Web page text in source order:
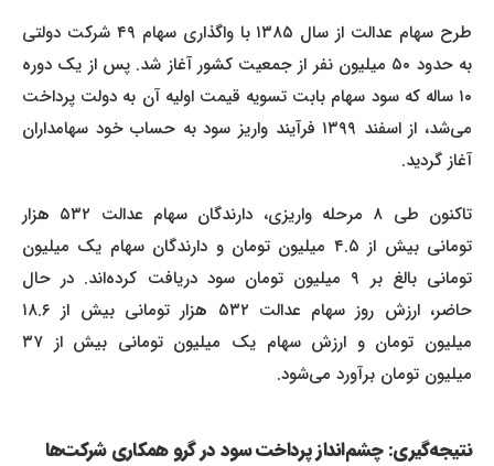
طرح سهام عدالت از سال ۱۳۸۵ با واگذاری سهام ۴۹ شرکت دولتی
به حدود ۵۰ میلیون نفر از جمعیت کشور آغاز شد. پس از یک دوره
۱۰ ساله که سود سهام بابت تسویه قیمت اولیه آن به دولت پرداخت
می‌شد، از اسفند ۱۳۹۹ فرآیند واریز سود به حساب خود سهامداران
آغاز گردید.
تاکنون طی ۸ مرحله واریزی، دارندگان سهام عدالت ۵۳۲ هزار
تومانی بیش از ۴.۵ میلیون تومان و دارندگان سهام یک میلیون
تومانی بالغ بر ۹ میلیون تومان سود دریافت کرده‌اند. در حال
حاضر، ارزش روز سهام عدالت ۵۳۲ هزار تومانی بیش از ۱۸.۶
میلیون تومان و ارزش سهام یک میلیون تومانی بیش از ۳۷
میلیون تومان برآورد می‌شود.
نتیجه‌گیری: چشم‌انداز پرداخت سود در گرو همکاری شرکت‌ها